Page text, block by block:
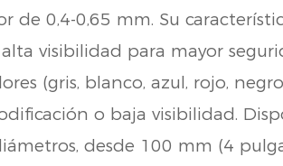
de 0,4-0,65 mm. Su
visibilidad para mayor
(gris, blanco, azul, rojo,
o baja visibilidad.
desde 100 mm (4